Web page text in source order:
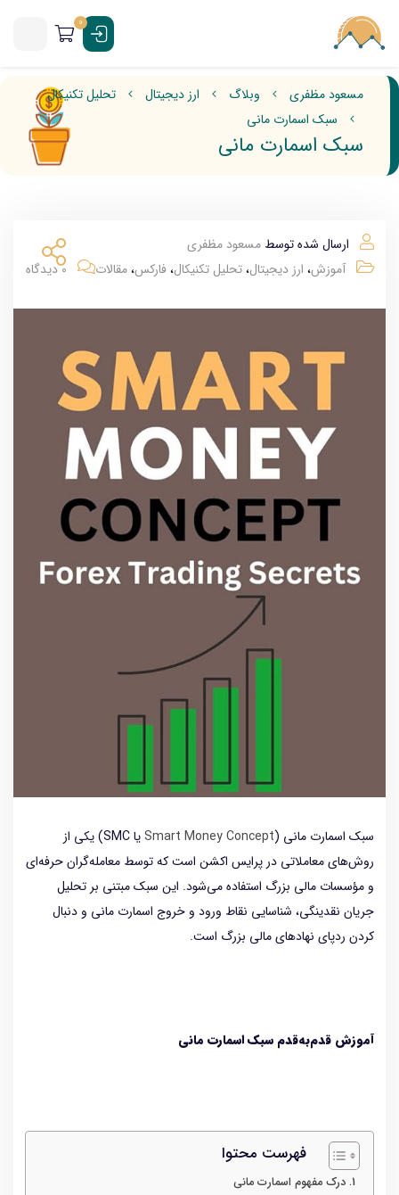
0
مسعود مظفری وبلاگ ارز دیجیتال
تحلیل تکنیکال
سبک اسمارت مانی
سبک اسمارت مانی
ارسال شده توسط مسعود مظفری
آموزش، ارز دیجیتال،تحلیل تکنیکال،فارکس،مقالات 0 دیدگاه
سبک اسمارت مانی (Smart Money Concept
یا SMC) یکی از
روش‌های معاملاتی در پرایس اکشن است که توسط معامله‌گران حرفه‌ای
و مؤسسات مالی بزرگ استفاده می‌شود. این سبک مبتنی بر تحلیل
جریان نقدینگی، شناسایی نقاط ورود و خروج اسمارت مانی و دنبال
کردن ردپای نهادهای مالی بزرگ است.
آموزش قدم‌به‌قدم سبک اسمارت مانی
فهرست محتوا
1. درک مفهوم اسمارت مانی